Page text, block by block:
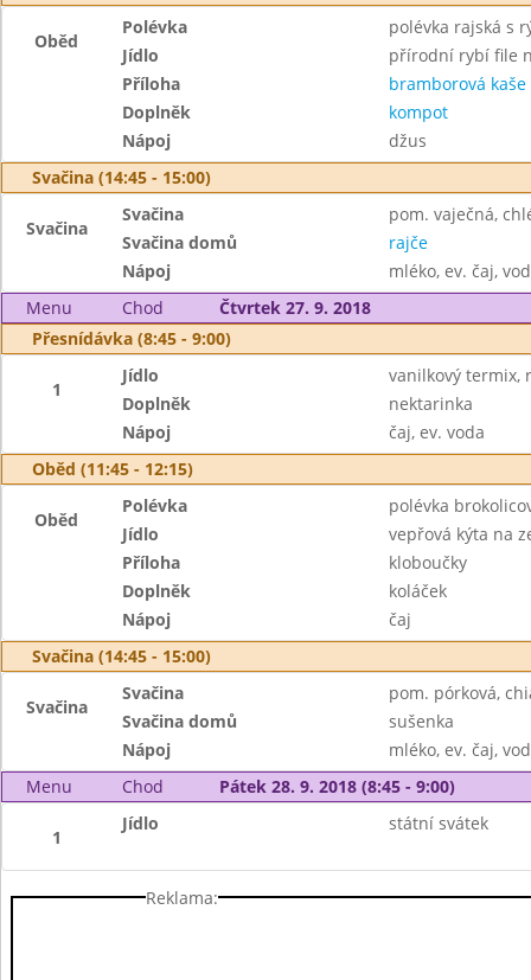
Oběd
Polévka
polévka rajská s
Jídlo
přírodní rybí file
Příloha
bramborová kaše
Doplněk
kompot
Nápoj
džus
Svačina (14:45 - 15:00)
Svačina
Svačina
pom. vaječná,
Svačina domů
rajče
Nápoj
mléko, ev. čaj,
Menu
Chod
Čtvrtek 27. 9. 2018
Přesnídávka (8:45 - 9:00)
1
Jídlo
vanilkový termix,
Doplněk
nektarinka
Nápoj
čaj, ev. voda
Oběd (11:45 - 12:15)
Oběd
Polévka
polévka
Jídlo
vepřová kýta na
Příloha
kloboučky
Doplněk
koláček
Nápoj
čaj
Svačina (14:45 - 15:00)
Svačina
Svačina
pom. pórková,
Svačina domů
sušenka
Nápoj
mléko, ev. čaj,
Menu
Chod Pátek 28. 9. 2018 (8:45 - 9:00)
1
Jídlo státní svátek
Reklama: